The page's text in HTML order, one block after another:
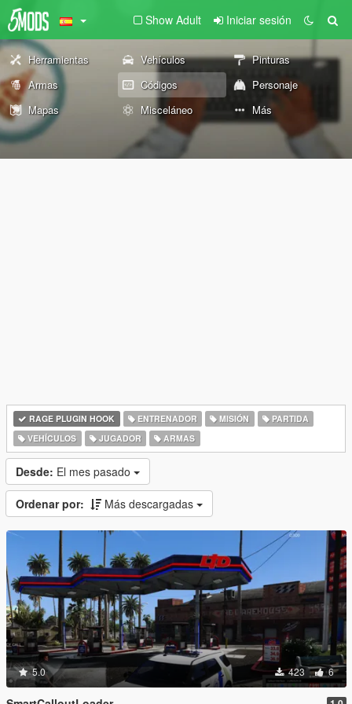
Show Adult Iniciar sesión
Herramientas Vehículos
Pinturas
Armas
Códigos
Personaje
Mapas
Misceláneo Más
RAGE PLUGIN HOOK ENTRENADOR MISIÓN
PARTIDA
VEHÍCULOS
JUGADOR ARMAS
Desde: El mes pasado
Ordenar por: Más descargadas
5.0 423 6